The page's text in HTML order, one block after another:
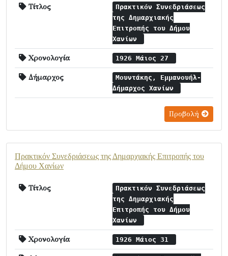
Τίτλος
Πρακτικόν Συνεδριάσεως
της Δημαρχιακής
Επιτροπής του Δήμου
Χανίων
Χρονολογία 1926 Μάιος 27
Δήμαρχος
Μουντάκης, Εμμανουήλ-
Δήμαρχος Χανίων
Προβολή
Πρακτικόν Συνεδριάσεως της Δημαρχιακής Επιτροπής του
Δήμου Χανίων
Τίτλος
Πρακτικόν Συνεδριάσεως
της Δημαρχιακής
Επιτροπής του Δήμου
Χανίων
Χρονολογία 1926 Μάιος 31